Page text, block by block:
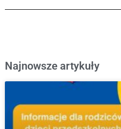
Najnowsze artykuły